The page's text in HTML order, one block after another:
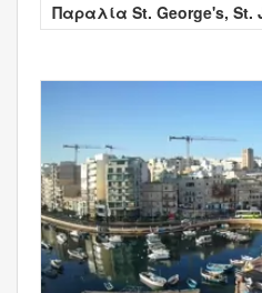
Παραλία St. George's, St.